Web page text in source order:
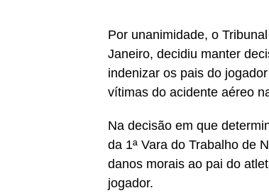
Por unanimidade, o
Janeiro, decidiu manter
indenizar os pais do
vítimas do acidente aéreo
Na decisão em que
da 1ª Vara do Trabalho de
danos morais ao pai do
jogador.